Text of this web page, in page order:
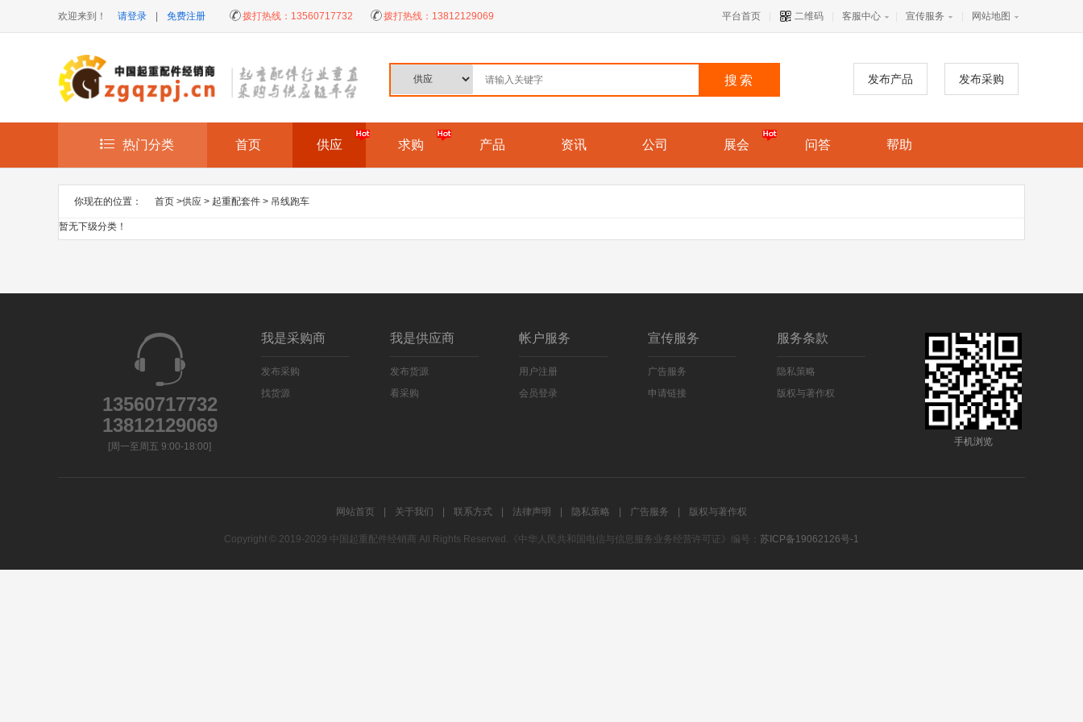
欢迎来到！ 请登录 免费注册 拨打热线： 13560717732 拨打热线： 13812129069 平台首页 二维码 客服中心 宣传服务 网站地图
搜索 发布产品 发布采购
热门分类 首页 供应 求购 产品 资讯 公司 展会 问答 帮助
你现在的位置： 首页 >供应 > 起重配套件 > 吊线跑车
暂无下级分类！
13560717732
13812129069
[周一至周五 9:00-18:00]
我是采购商
发布采购
找货源
我是供应商
发布货源
看采购
帐户服务
用户注册
会员登录
宣传服务
广告服务
申请链接
服务条款
隐私策略
版权与著作权
手机浏览
网站首页 关于我们 联系方式 法律声明 隐私策略 广告服务 版权与著作权
Copyright © 2019-2029 中国起重配件经销商 All Rights Reserved.《中华人民共和国电信与信息服务业务经营许可证》编号： 苏ICP备19062126号-1